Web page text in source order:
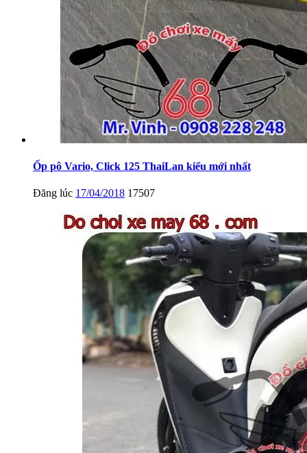
Ốp pô Vario, Click 125 ThaiLan kiểu mới nhất
Đăng lúc 17/04/2018 17507